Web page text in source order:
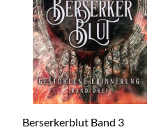
Berserkerblut Band 3